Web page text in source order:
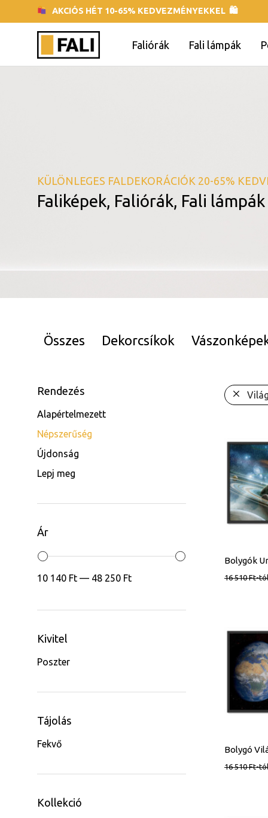
AKCIÓS HÉT 10-65% KEDVEZMÉNYEKKEL 🛍
Faliórák Fali lámpák
KÜLÖNLEGES FALDEKORÁCIÓK 20-65%
Faliképek, Faliórák, Fali
Összes Dekorcsíkok
Rendezés
Alapértelmezett
Népszerűség
Újdonság
Lepj meg
Ár
10 140 Ft — 48 250 Ft
Kivitel
Poszter
Tájolás
Fekvő
Kollekció
16 510Ft-tól
16 510Ft-tól